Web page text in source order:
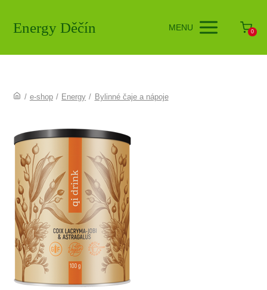
Energy Děčín MENU 0
/ e-shop / Energy / Bylinné čaje a nápoje